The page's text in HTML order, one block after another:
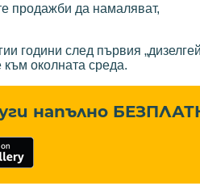
продажби да намаляват,
години след първия
околната среда.
напълно